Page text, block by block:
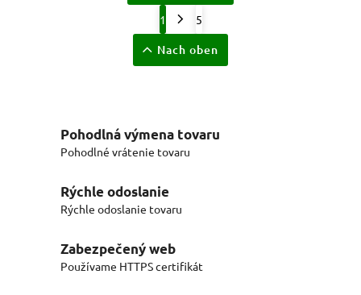
1 5
Nach oben
Pohodlná výmena tovaru
Pohodlné vrátenie tovaru
Rýchle odoslanie
Rýchle odoslanie tovaru
Zabezpečený web
Používame HTTPS certifikát